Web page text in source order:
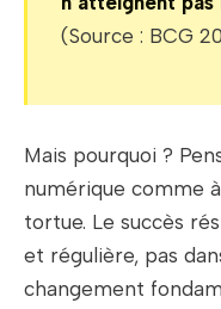
(Source : BCG
Mais pourquoi ?
numérique comme
tortue. Le succès
et régulière, pas
changement